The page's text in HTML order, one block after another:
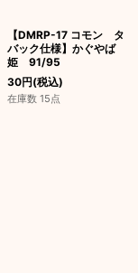
【DMRP-17 コモン タ
バック仕様】かぐやば
姫 91/95
30円(税込)
在庫数 15点